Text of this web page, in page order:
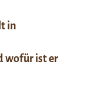
in
wofür ist er